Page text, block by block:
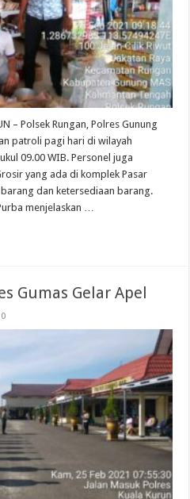
– Polsek Rungan, Polres Gunung
patroli pagi hari di wilayah
09.00 WIB. Personel juga
yang ada di komplek Pasar
dan ketersediaan barang.
menjelaskan …
Gumas Gelar Apel
0